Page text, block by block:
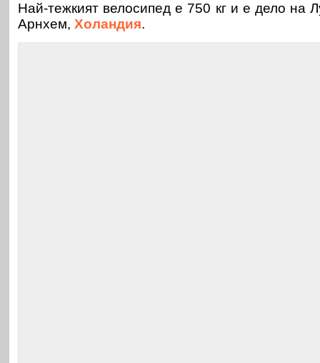
Най-тежкият велосипед е 750 кг и е дело на
Арнхем, Холандия.